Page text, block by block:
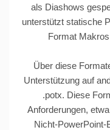
als Diashows
unterstützt statische
Format
Über diese
Unterstützung auf
.potx. Diese
Anforderungen,
Nicht-PowerPoint-